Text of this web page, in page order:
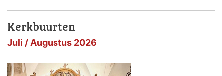
Kerkbuurten
Juli / Augustus 2026